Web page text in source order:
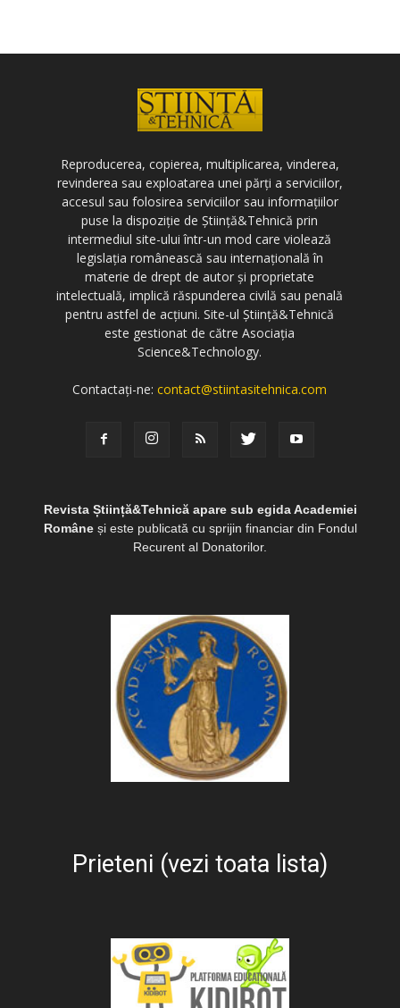
Reproducerea, copierea, multiplicarea, vinderea,
revinderea sau exploatarea unei părți a serviciilor,
accesul sau folosirea serviciilor sau informațiilor
puse la dispoziție de Știință&Tehnică prin
intermediul site-ului într-un mod care violează
legislația românească sau internațională în
materie de drept de autor și proprietate
intelectuală, implică răspunderea civilă sau penală
pentru astfel de acțiuni. Site-ul Știință&Tehnică
este gestionat de către Asociația
Science&Technology.
Contactați-ne:contact@stiintasitehnica.com
Revista Știință&Tehnică apare sub egida Academiei
Româneși este publicată cu sprijin financiar din Fondul
Recurent al Donatorilor.
Prieteni (vezi toata lista)